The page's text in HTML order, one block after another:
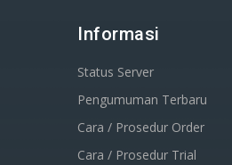
Informasi
Status Server
Pengumuman Terbaru
Cara / Prosedur Order
Cara / Prosedur Trial